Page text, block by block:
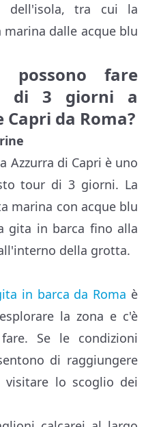
dell'isola, tra cui la
dalle acque blu
fare
di 3 giorni a
da Roma?
Azzurra di Capri è uno
tour di 3 giorni. La
marina con acque blu
gita in barca fino alla
della grotta.
in barca da Roma è
la zona e c'è
Se le condizioni
di raggiungere
visitare lo scoglio dei